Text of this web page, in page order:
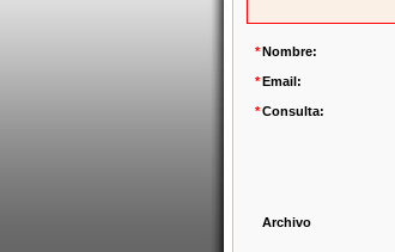
*Nombre:
*Email:
*Consulta:
Archivo